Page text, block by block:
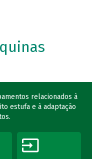
relacionados à
estufa e à adaptação